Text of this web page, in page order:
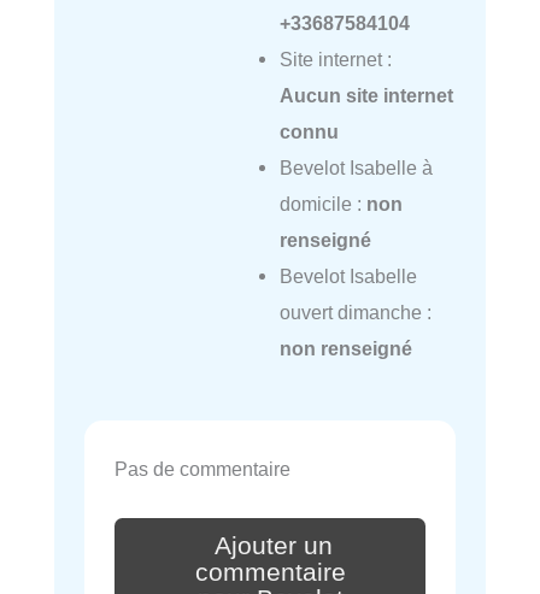
+33687584104
Site internet :
Aucun site internet
connu
Bevelot Isabelle à
domicile : non
renseigné
Bevelot Isabelle
ouvert dimanche :
non renseigné
Pas de commentaire
Ajouter un
commentaire